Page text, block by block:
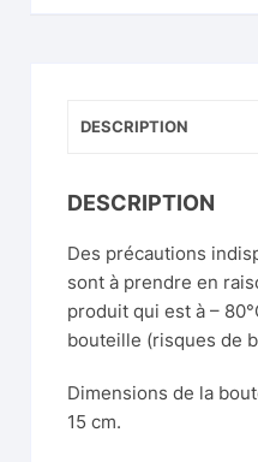
DESCRIPTION
DESCRIPTION
Des précautions
sont à prendre en
produit qui est à –
bouteille (risques de
Dimensions de la
15 cm.